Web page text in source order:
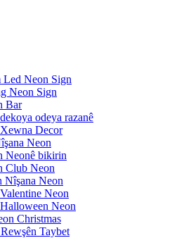
Led Neon Sign
Neon Sign
Bar
odeya razanê
Decor
Neon
Neonê bikirin
Club Neon
Nîşana Neon
Neon
Neon
Christmas
Taybet